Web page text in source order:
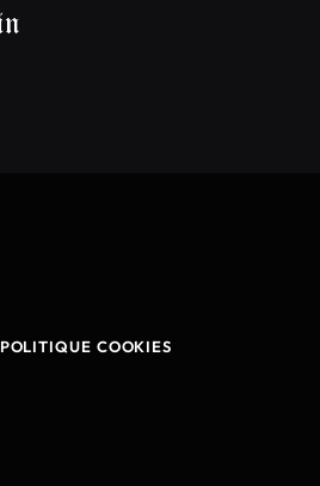
POLITIQUE COOKIES